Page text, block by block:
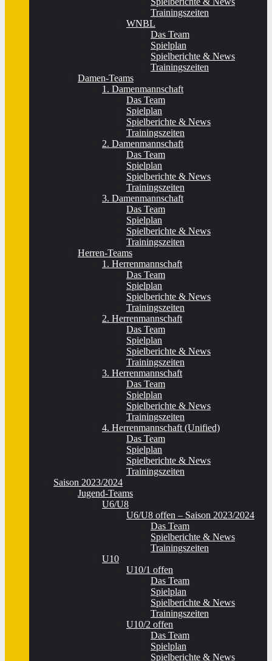
Trainingszeiten
WNBL
Das Team
Spielplan
Spielberichte & News
Trainingszeiten
Damen-Teams
1. Damenmannschaft
Das Team
Spielplan
Spielberichte & News
Trainingszeiten
2. Damenmannschaft
Das Team
Spielplan
Spielberichte & News
Trainingszeiten
3. Damenmannschaft
Das Team
Spielplan
Spielberichte & News
Trainingszeiten
Herren-Teams
1. Herrenmannschaft
Das Team
Spielplan
Spielberichte & News
Trainingszeiten
2. Herrenmannschaft
Das Team
Spielplan
Spielberichte & News
Trainingszeiten
3. Herrenmannschaft
Das Team
Spielplan
Spielberichte & News
Trainingszeiten
4. Herrenmannschaft (Unified)
Das Team
Spielplan
Spielberichte & News
Trainingszeiten
Saison 2023/2024
Jugend-Teams
U6/U8
U6/U8 offen – Saison 2023/2024
Das Team
Spielberichte & News
Trainingszeiten
U10
U10/1 offen
Das Team
Spielplan
Spielberichte & News
Trainingszeiten
U10/2 offen
Das Team
Spielplan
Spielberichte & News